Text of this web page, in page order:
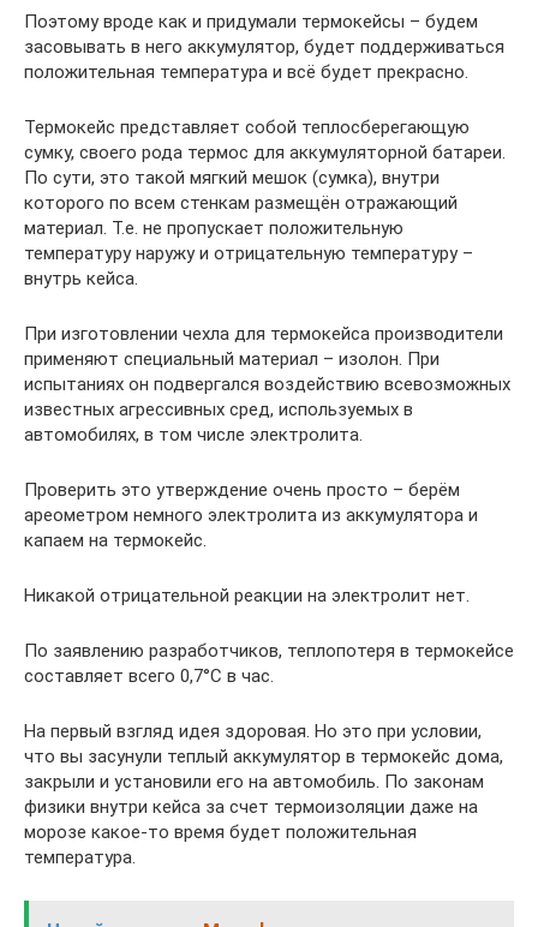
Поэтому вроде как и придумали термокейсы – будем
засовывать в него аккумулятор, будет поддерживаться
положительная температура и всё будет прекрасно.
Термокейс представляет собой теплосберегающую
сумку, своего рода термос для аккумуляторной батареи.
По сути, это такой мягкий мешок (сумка), внутри
которого по всем стенкам размещён отражающий
материал. Т.е. не пропускает положительную
температуру наружу и отрицательную температуру –
внутрь кейса.
При изготовлении чехла для термокейса производители
применяют специальный материал – изолон. При
испытаниях он подвергался воздействию всевозможных
известных агрессивных сред, используемых в
автомобилях, в том числе электролита.
Проверить это утверждение очень просто – берём
ареометром немного электролита из аккумулятора и
капаем на термокейс.
Никакой отрицательной реакции на электролит нет.
По заявлению разработчиков, теплопотеря в термокейсе
составляет всего 0,7°С в час.
На первый взгляд идея здоровая. Но это при условии,
что вы засунули теплый аккумулятор в термокейс дома,
закрыли и установили его на автомобиль. По законам
физики внутри кейса за счет термоизоляции даже на
морозе какое-то время будет положительная
температура.